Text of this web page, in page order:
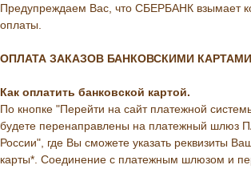
Предупреждаем Вас, что СБЕРБАНК взымает
оплаты.
ОПЛАТА ЗАКАЗОВ БАНКОВСКИМИ
Как оплатить банковской картой.
По кнопке "Перейти на сайт платежной
будете перенаправлены на платежный шлюз
России", где Вы сможете указать реквизиты
карты*. Соединение с платежным шлюзом и